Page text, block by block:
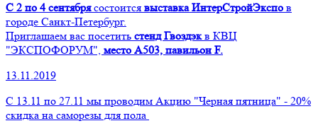
С 2 по 4 сентябрясостоится выставка ИнтерСтройЭкспо в
городе Санкт-Петербург.
Приглашаем вас посетить стенд Гвоздэкв КВЦ
"ЭКСПОФОРУМ", место А503, павильон F.
13.11.2019
С 13.11 по 27.11 мы проводим Акцию "Черная пятница" - 20%
скидка на саморезы для пола